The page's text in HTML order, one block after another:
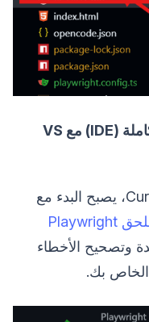
تكامل سلس لبيئة التطوير المتكاملة (IDE) مع VS
إذا كنت تستخدم VS Code أو Cursor، يصبح البدء مع
ملحق Playwright
وتصحيح الأخطاء
الخاص بك.